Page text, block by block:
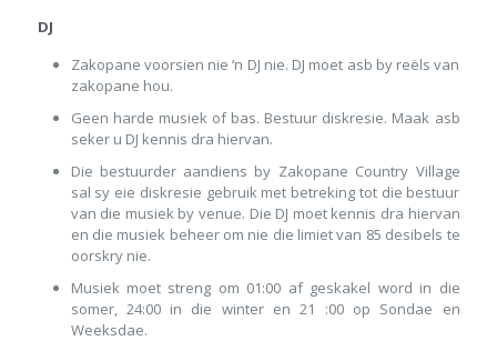
DJ
Zakopane voorsien nie ‘n DJ nie. DJ moet asb by reëls van
zakopane hou.
Geen harde musiek of bas. Bestuur diskresie. Maak asb
seker u DJ kennis dra hiervan.
Die bestuurder aandiens by Zakopane Country Village
sal sy eie diskresie gebruik met betreking tot die bestuur
van die musiek by venue. Die DJ moet kennis dra hiervan
en die musiek beheer om nie die limiet van 85 desibels te
oorskry nie.
Musiek moet streng om 01:00 af geskakel word in die
somer, 24:00 in die winter en 21 :00 op Sondae en
Weeksdae.